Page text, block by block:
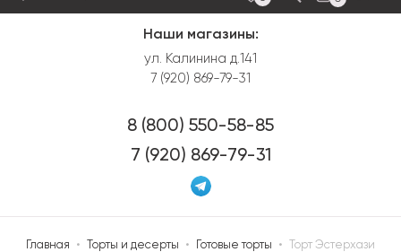
Наши магазины:
ул. Калинина д.141
7 (920) 869-79-31
8 (800) 550-58-85
7 (920) 869-79-31
Главная • Торты и десерты • Готовые торты • Торт Эстерхази